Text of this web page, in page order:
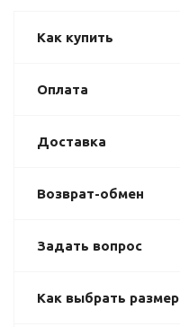
Как купить
Оплата
Доставка
Возврат-обмен
Задать вопрос
Как выбрать размер